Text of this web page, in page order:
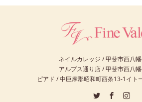
ネイルカレッジ / 甲斐市西八
アルプス通り店 / 甲斐市西八
ピアド / 中巨摩郡昭和町西条13-1イト